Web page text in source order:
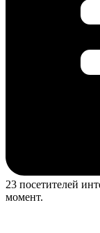
23 посетителей
момент.